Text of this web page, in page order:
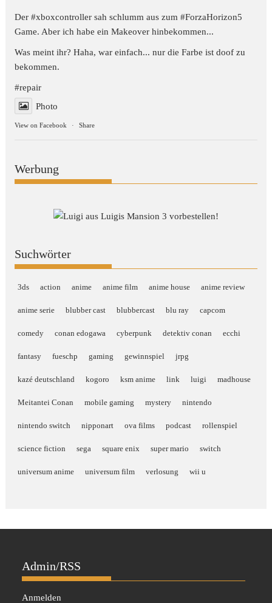
Der #xboxcontroller sah schlumm aus zum#ForzaHorizon5
Game. Aber ich habe ein Makeover hinbekommen...
Was meint ihr? Haha, war einfach... nur die Farbe ist doof zu
bekommen.
#repair
Photo
View on Facebook · Share
Werbung
Suchwörter
3ds action anime anime film anime house anime review
anime serie blubber cast blubbercast blu ray capcom
comedy conan edogawa cyberpunk detektiv conan ecchi
fantasy fueschp gaming gewinnspiel jrpg
kazé deutschland kogoro ksm anime link luigi madhouse
Meitantei Conan mobile gaming mystery nintendo
nintendo switch nipponart ova films podcast rollenspiel
science fiction sega square enix super mario switch
universum anime universum film verlosung wii u
Admin/RSS
Anmelden